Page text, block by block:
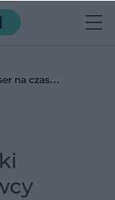
na czas
też sportowcy